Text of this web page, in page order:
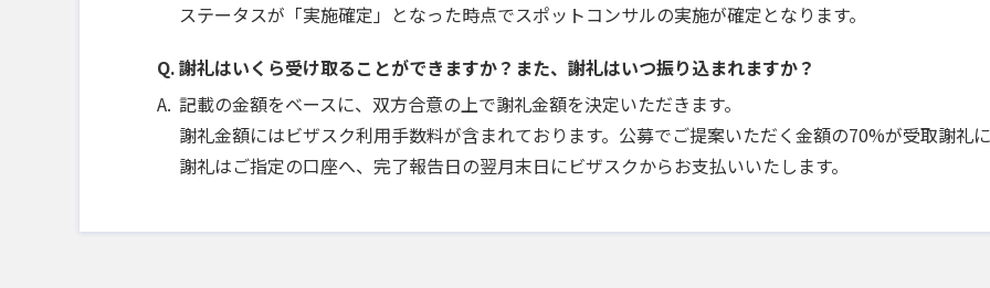
ステータスが「実施確定」となった時点でスポットコンサルの実施が確定となります。
謝礼はいくら受け取ることができますか？また、謝礼はいつ振り込まれますか？
記載の金額をベースに、双方合意の上で謝礼金額を決定いただきます。
謝礼金額にはビザスク利用手数料が含まれております。公募でご提案いただく金額の70%が受取謝礼に
謝礼はご指定の口座へ、完了報告日の翌月末日にビザスクからお支払いいたします。